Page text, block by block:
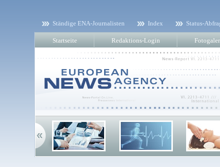
Ständige ENA-Journalisten Index Status-
Startseite Redaktions-Login